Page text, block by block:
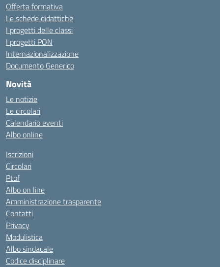
Offerta formativa
Le schede didattiche
I progetti delle classi
I progetti PON
Internazionalizzazione
Documento Generico
Novità
Le notizie
Le circolari
Calendario eventi
Albo online
Iscrizioni
Circolari
Ptof
Albo on line
Amministrazione trasparente
Contatti
Privacy
Modulistica
Albo sindacale
Codice disciplinare